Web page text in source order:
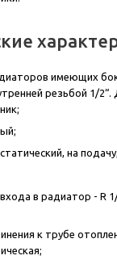
имеющих
резьбой 1/2“.
на подачу;
в радиатор - R
к трубе